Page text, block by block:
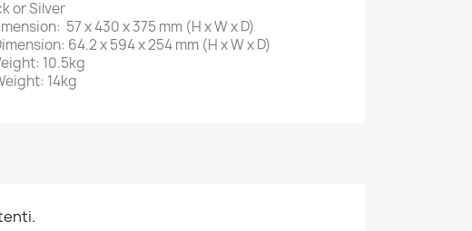
or Silver
57 x 430 x 375 mm (H x W x D)
64.2 x 594 x 254 mm (H x W x D)
10.5kg
14kg